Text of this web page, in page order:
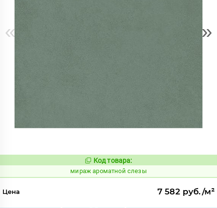
« »
Код:
984721
Код товара:
мираж ароматной слезы
Цена 7 582 руб./м²